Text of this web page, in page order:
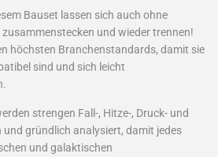
Bauset lassen sich auch ohne
und wieder trennen!
höchsten Branchenstandards, damit sie
sind und sich leicht
strengen Fall-, Hitze-, Druck- und
gründlich analysiert, damit jedes
und galaktischen